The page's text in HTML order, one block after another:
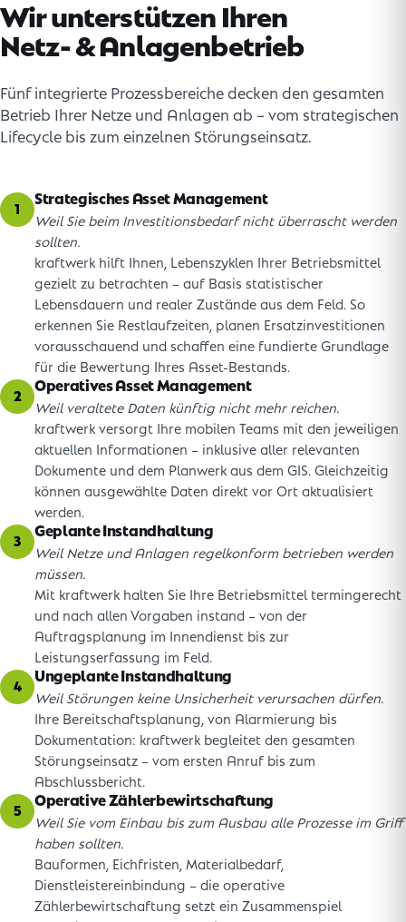
Wir unterstützen Ihren
Netz- & Anlagenbetrieb
Fünf integrierte Prozessbereiche decken den gesamten
Betrieb Ihrer Netze und Anlagen ab – vom strategischen
Lifecycle bis zum einzelnen Störungseinsatz.
1
Strategisches Asset Management
Weil Sie beim Investitionsbedarf nicht überrascht werden
sollten.
kraftwerk hilft Ihnen, Lebenszyklen Ihrer Betriebsmittel
gezielt zu betrachten – auf Basis statistischer
Lebensdauern und realer Zustände aus dem Feld. So
erkennen Sie Restlaufzeiten, planen Ersatzinvestitionen
vorausschauend und schaffen eine fundierte Grundlage
für die Bewertung Ihres Asset-Bestands.
2
Operatives Asset Management
Weil veraltete Daten künftig nicht mehr reichen.
kraftwerk versorgt Ihre mobilen Teams mit den jeweiligen
aktuellen Informationen – inklusive aller relevanten
Dokumente und dem Planwerk aus dem GIS. Gleichzeitig
können ausgewählte Daten direkt vor Ort aktualisiert
werden.
3
Geplante Instandhaltung
Weil Netze und Anlagen regelkonform betrieben werden
müssen.
Mit kraftwerk halten Sie Ihre Betriebsmittel termingerecht
und nach allen Vorgaben instand – von der
Auftragsplanung im Innendienst bis zur
Leistungserfassung im Feld.
4
Ungeplante Instandhaltung
Weil Störungen keine Unsicherheit verursachen dürfen.
Ihre Bereitschaftsplanung, von Alarmierung bis
Dokumentation: kraftwerk begleitet den gesamten
Störungseinsatz – vom ersten Anruf bis zum
Abschlussbericht.
5
Operative Zählerbewirtschaftung
Weil Sie vom Einbau bis zum Ausbau alle Prozesse im Griff
haben sollten.
Bauformen, Eichfristen, Materialbedarf,
Dienstleistereinbindung – die operative
Zählerbewirtschaftung setzt ein Zusammenspiel